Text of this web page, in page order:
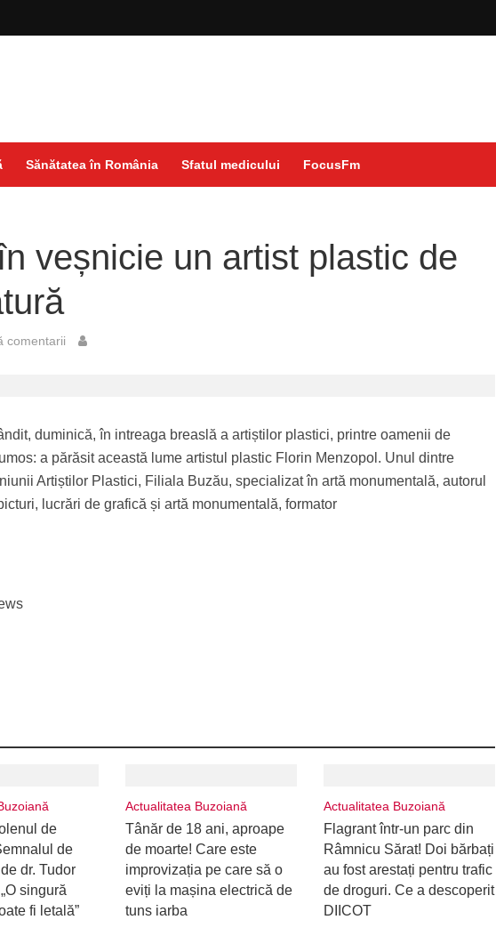
Sănătatea în România Sfatul medicului FocusFm
veșnicie un artist plastic de
comentarii
duminică, în intreaga breaslă a artiștilor plastici, printre oamenii de
a părăsit această lume artistul plastic Florin Menzopol. Unul dintre
Artiștilor Plastici, Filiala Buzău, specializat în artă monumentală, autorul
lucrări de grafică și artă monumentală, formator
de
de
dr. Tudor
singură
fi letală”
Actualitatea Buzoiană
Tânăr de 18 ani, aproape
de moarte! Care este
improvizația pe care să o
eviți la mașina electrică de
tuns iarba
Actualitatea Buzoiană
Flagrant într-un parc din
Râmnicu Sărat! Doi bărbați
au fost arestați pentru trafic
de droguri. Ce a descoperit
DIICOT